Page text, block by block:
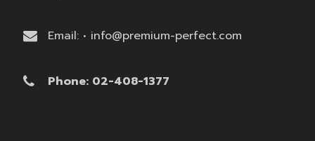
Email: • info@premium-perfect.com
Phone: 02-408-1377